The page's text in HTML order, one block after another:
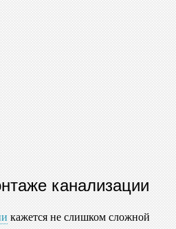
канализации
кажется не слишком сложной